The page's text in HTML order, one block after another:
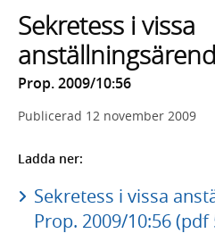
lista
med
sökförslag
Sekretess i vissa
Prop. 2009/10:56
Publicerad 12 november 2009
Ladda ner:
Sekretess i vissa
Prop. 2009/10:56 (pdf